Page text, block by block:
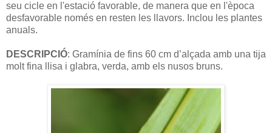
seu cicle en l'estació favorable, de manera que en l'època
desfavorable només en resten les llavors. Inclou les plantes
anuals.
DESCRIPCIÓ: Gramínia de fins 60 cm d’alçada amb una tija
molt fina llisa i glabra, verda, amb els nusos bruns.